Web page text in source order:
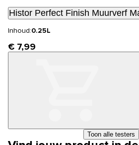
Histor Perfect Finish Muurverf
Inhoud:0.25L
€ 7,99
Toon alle testers